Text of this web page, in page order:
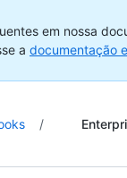
em nossa
a documentação
/